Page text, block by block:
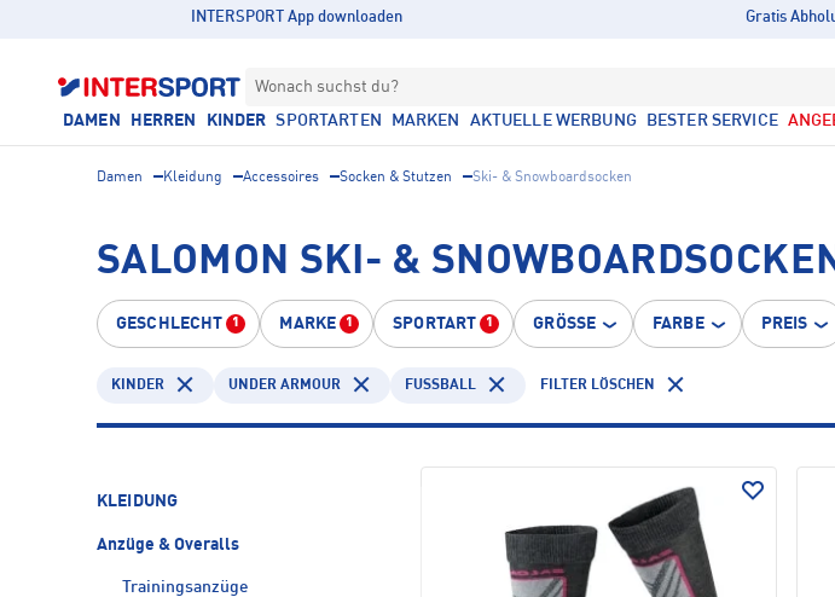
INTERSPORT App downloaden Gratis
Wonach suchst du?
DAMEN HERREN KINDER SPORTARTEN MARKEN AKTUELLE WERBUNG BESTER SERVICE
Damen Kleidung Accessoires Socken & Stutzen Ski- & Snowboardsocken
SALOMON SKI- &
GESCHLECHT 1 MARKE 1 SPORTART 1 GRÖSSE FARBE PREIS
KINDER UNDER ARMOUR FUSSBALL FILTER LÖSCHEN
KLEIDUNG
Anzüge & Overalls
Trainingsanzüge